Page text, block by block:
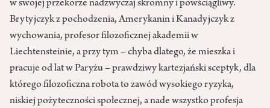
w swojej przekorze nadzwyczaj skromny i powściągliwy.
Brytyjczyk z pochodzenia, Amerykanin i Kanadyjczyk z
wychowania, profesor filozoficznej akademii w
Liechtensteinie, a przy tym – chyba dlatego, że mieszka i
pracuje od lat w Paryżu – prawdziwy kartezjański sceptyk, dla
którego filozoficzna robota to zawód wysokiego ryzyka,
niskiej pożyteczności społecznej, a nade wszystko profesja